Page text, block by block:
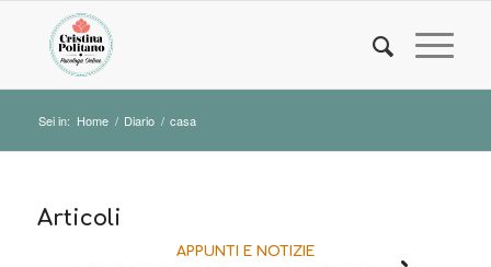
Sei in: Home / Diario / casa
Articoli
APPUNTI E NOTIZIE